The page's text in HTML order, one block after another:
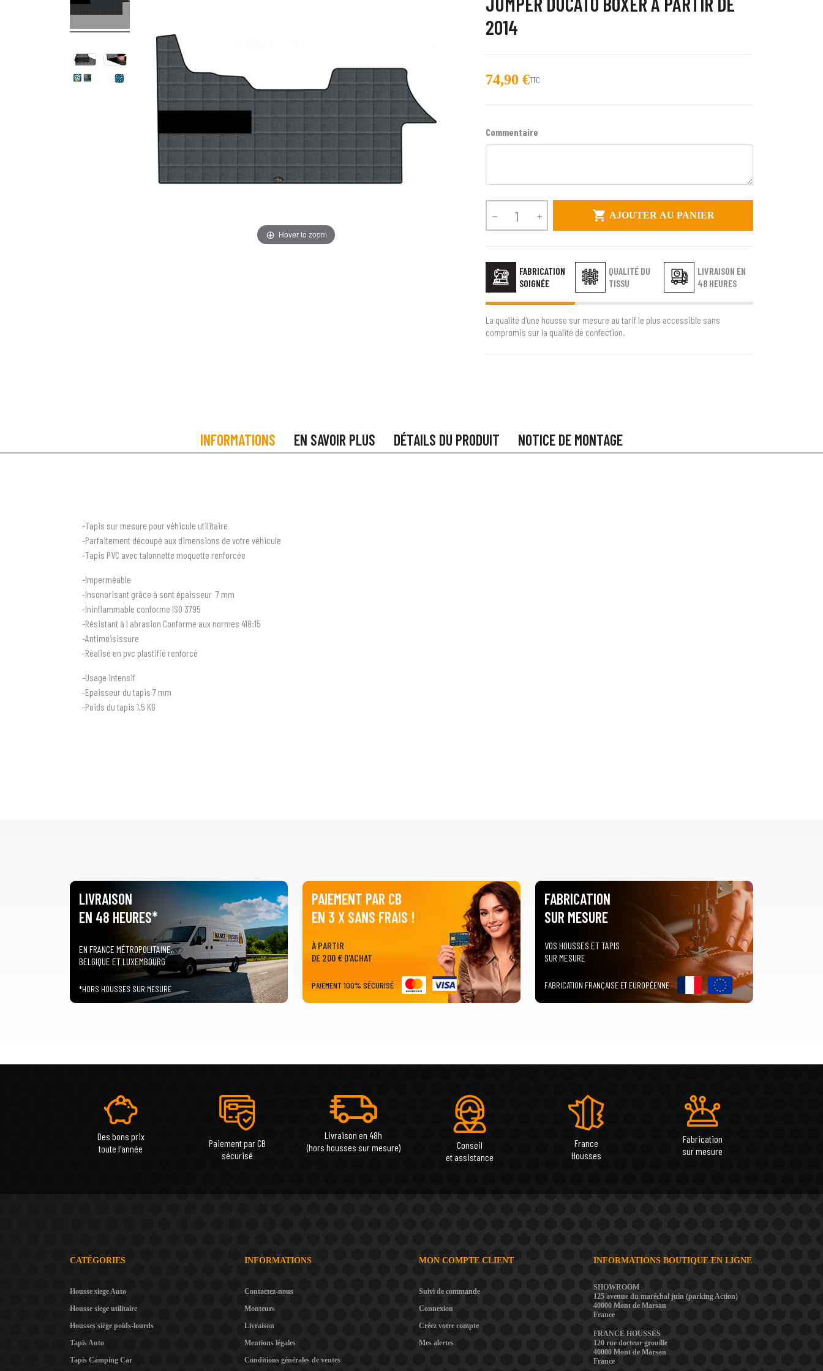
Hover to zoom
2014
74,90 €TTC
Commentaire
   AJOUTER AU PANIER
FABRICATION
SOIGNÉE
QUALITÉ DU
TISSU
LIVRAISON EN
48 HEURES
La qualité d'une housse sur mesure au tarif le plus accessible sans
compromis sur la qualité de confection.
INFORMATIONS EN SAVOIR PLUS DÉTAILS DU PRODUIT NOTICE DE MONTAGE
-Tapis sur mesure pour véhicule utilitaire
-Parfaitement découpé aux dimensions de votre véhicule
-Tapis PVC avec talonnette moquette renforcée
-Imperméable
-Insonorisant grâce à sont épaisseur 7 mm
-Ininflammable conforme ISO 3795
-Résistant à l abrasion Conforme aux normes 418:15
-Antimoisissure
-Réalisé en pvc plastifié renforcé
-Usage intensif
-Epaisseur du tapis 7 mm
-Poids du tapis 1,5 KG
LIVRAISON
EN 48 HEURES*
EN FRANCE MÉTROPOLITAINE,
BELGIQUE ET LUXEMBOURG
*HORS HOUSSES SUR MESURE
PAIEMENT PAR CB
EN 3 X SANS FRAIS !
À PARTIR
DE 200 € D'ACHAT
PAIEMENT 100% SÉCURISÉ
FABRICATION
SUR MESURE
VOS HOUSSES ET TAPIS
SUR MESURE
FABRICATION FRANÇAISE ET EUROPÉENNE
Des bons prix
toute l'année
Paiement par CB
sécurisé
Livraison en 48h
(hors housses sur mesure)
Conseil
et assistance
France
Housses
Fabrication
sur mesure
CATÉGORIES
Housse siege Auto
Housse siege utilitaire
Housses siège poids-lourds
Tapis Auto
Tapis Camping Car
INFORMATIONS
Contactez-nous
Monteurs
Livraison
Mentions légales
Conditions générales de ventes
MON COMPTE CLIENT
Suivi de commande
Connexion
Créez votre compte
Mes alertes
INFORMATIONS BOUTIQUE EN LIGNE
SHOWROOM
125 avenue du maréchal juin (parking Action)
40000 Mont de Marsan
France
FRANCE HOUSSES
120 rue docteur grouille
40000 Mont de Marsan
France